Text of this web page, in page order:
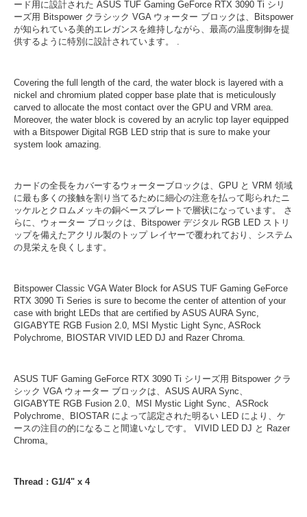
ード用に設計された ASUS TUF Gaming GeForce RTX 3090 Ti シリ
ーズ用 Bitspower クラシック VGA ウォーター ブロックは、Bitspower
が知られている美的エレガンスを維持しながら、最高の温度制御を提
供するように特別に設計されています。 .
Covering the full length of the card, the water block is layered with a
nickel and chromium plated copper base plate that is meticulously
carved to allocate the most contact over the GPU and VRM area.
Moreover, the water block is covered by an acrylic top layer equipped
with a Bitspower Digital RGB LED strip that is sure to make your
system look amazing.
カードの全長をカバーするウォーターブロックは、GPU と VRM 領域
に最も多くの接触を割り当てるために細心の注意を払って彫られたニ
ッケルとクロムメッキの銅ベースプレートで層状になっています。 さ
らに、ウォーター ブロックは、Bitspower デジタル RGB LED ストリ
ップを備えたアクリル製のトップ レイヤーで覆われており、システム
の見栄えを良くします。
Bitspower Classic VGA Water Block for ASUS TUF Gaming GeForce
RTX 3090 Ti Series is sure to become the center of attention of your
case with bright LEDs that are certified by ASUS AURA Sync,
GIGABYTE RGB Fusion 2.0, MSI Mystic Light Sync, ASRock
Polychrome, BIOSTAR VIVID LED DJ and Razer Chroma.
ASUS TUF Gaming GeForce RTX 3090 Ti シリーズ用 Bitspower クラ
シック VGA ウォーター ブロックは、ASUS AURA Sync、
GIGABYTE RGB Fusion 2.0、MSI Mystic Light Sync、ASRock
Polychrome、BIOSTAR によって認定された明るい LED により、ケ
ースの注目の的になること間違いなしです。 VIVID LED DJ と Razer
Chroma。
Thread : G1/4" x 4